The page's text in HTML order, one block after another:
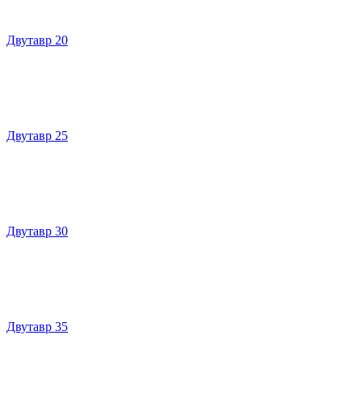
Двутавр 20
Двутавр 25
Двутавр 30
Двутавр 35